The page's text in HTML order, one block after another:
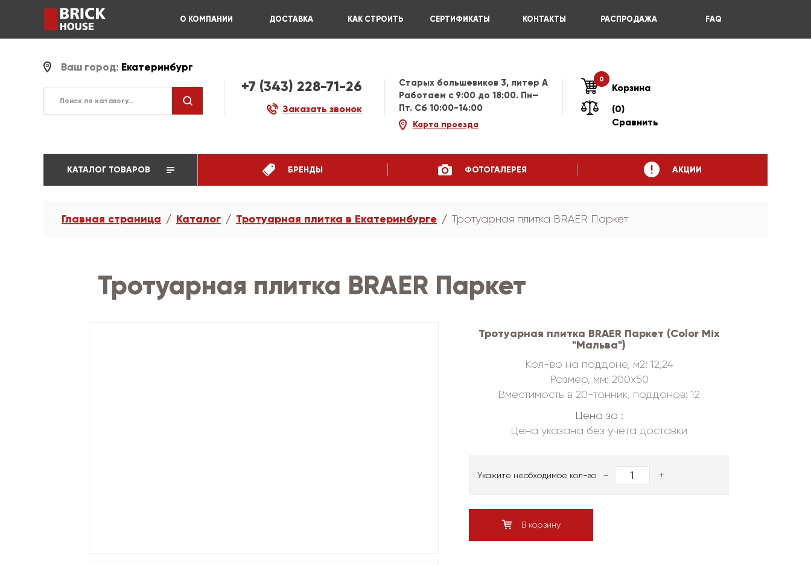
О КОМПАНИИ ДОСТАВКА КАК СТРОИТЬ СЕРТИФИКАТЫ КОНТАКТЫ РАСПРОДАЖА FAQ
Ваш город: Екатеринбург
+7 (343) 228-71-26
Заказать звонок
Старых большевиков 3, литер А
Работаем c 9:00 до 18:00. Пн—
Пт. Сб 10:00-14:00
Карта проезда
0
Корзина
(0)
Сравнить
КАТАЛОГ ТОВАРОВ БРЕНДЫ ФОТОГАЛЕРЕЯ АКЦИИ
Главная страница Каталог Тротуарная плитка в Екатеринбурге Тротуарная плитка BRAER Паркет
Тротуарная плитка BRAER Паркет
Тротуарная плитка BRAER Паркет (Color Mix
"Мальва")
Кол-во на поддоне, м2: 12,24
Размер, мм: 200х50
Вместимость в 20-тонник, поддонов: 12
Цена за :
Цена указана без учёта доставки
Укажите необходимое кол-во - +
В корзину